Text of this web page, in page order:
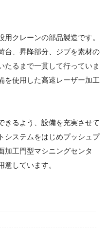
クレーンの部品製造です。
台、昇降部分、ジブを素材の
たるまで一貫して行っていま
を使用した高速レーザー加工
きるよう、設備を充実させて
システムをはじめプッシュプ
加工門型マシニングセンタ
しています。